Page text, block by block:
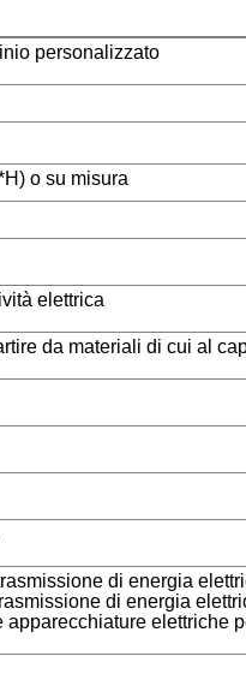
personalizzato
o su misura
elettrica
da materiali di cui al
di energia
di energia
apparecchiature elettriche